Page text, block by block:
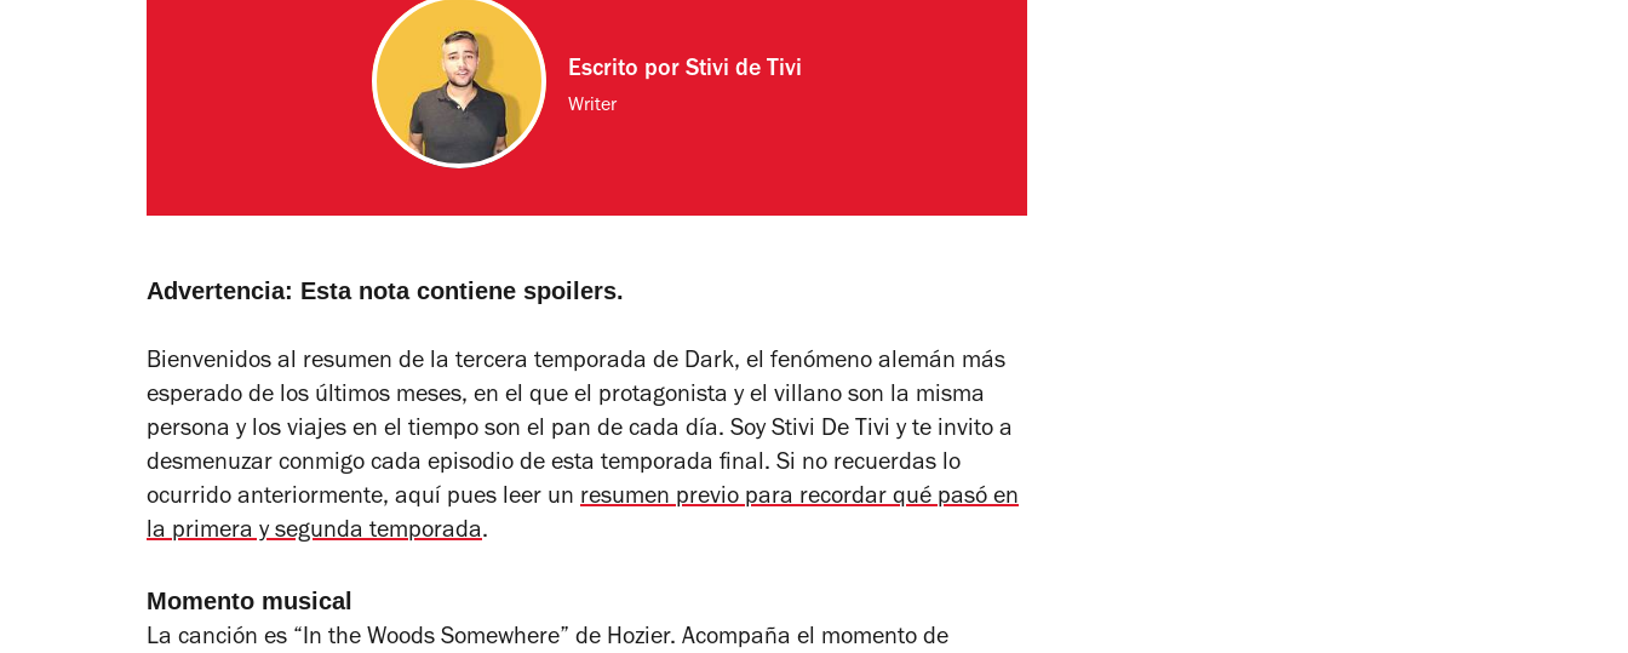
Escrito por Stivi de Tivi
Writer
Advertencia: Esta nota contiene spoilers.
Bienvenidos al resumen de la tercera temporada de Dark, el fenómeno alemán más
esperado de los últimos meses, en el que el protagonista y el villano son la misma
persona y los viajes en el tiempo son el pan de cada día. Soy Stivi De Tivi y te invito a
desmenuzar conmigo cada episodio de esta temporada final. Si no recuerdas lo
ocurrido anteriormente, aquí pues leer un resumen previo para recordar qué pasó en
la primera y segunda temporada.
Momento musical
La canción es “In the Woods Somewhere” de Hozier. Acompaña el momento de